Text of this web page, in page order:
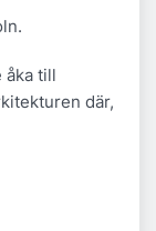
åka till
där,